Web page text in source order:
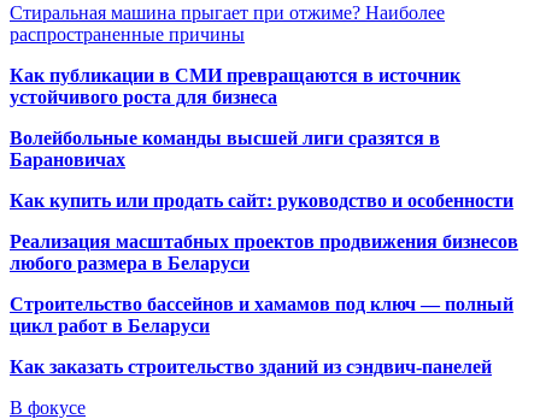
Стиральная машина прыгает при отжиме? Наиболее
распространенные причины
Как публикации в СМИ превращаются в источник
устойчивого роста для бизнеса
Волейбольные команды высшей лиги сразятся в
Барановичах
Как купить или продать сайт: руководство и особенности
Реализация масштабных проектов продвижения бизнесов
любого размера в Беларуси
Строительство бассейнов и хамамов под ключ — полный
цикл работ в Беларуси
Как заказать строительство зданий из сэндвич-панелей
В фокусе